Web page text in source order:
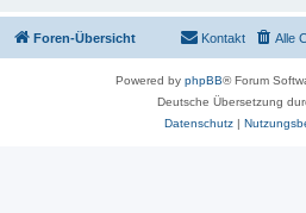
Foren-Übersicht Alle
Kontakt
Powered by phpBB® Forum
Deutsche Übersetzung
Datenschutz|